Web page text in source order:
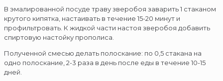
В эмалированной посуде траву зверобоя заварить 1 стаканом
крутого кипятка, настаивать в течение 15-20 минут и
профильтровать. К жидкой части настоя зверобоя добавить
спиртовую настойку прополиса.
Полученной смесью делать полоскание: по 0,5 стакана на
одно полоскание, 2-3 раза в день после еды в течение 10-15
дней.